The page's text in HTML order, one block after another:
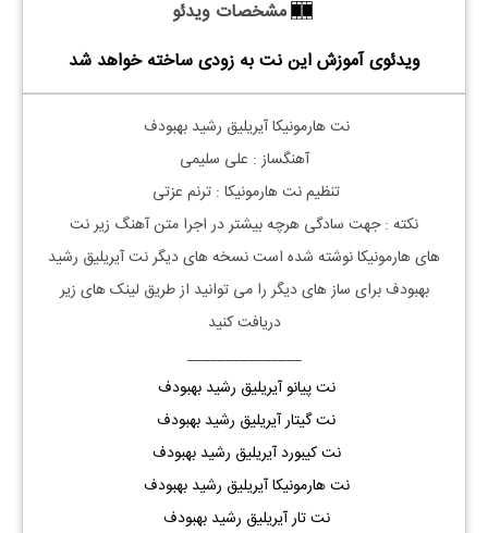
مشخصات ویدئو
ویدئوی آموزش این نت به زودی ساخته خواهد شد
نتهارمونیکاآیریلیق رشید بهبودف
آهنگساز : علی سلیمی
تنظیم نتهارمونیکا : ترنم عزتی
نکته : جهت سادگی هرچه بیشتر در اجرا متن آهنگ زیر نت
هایهارمونیکانوشته شده است نسخه های دیگر نتآیریلیق رشید
بهبودفبرای ساز های دیگر را می توانید از طریق لینک های زیر
دریافت کنید
_______________
نت پیانو آیریلیق رشید بهبودف
نت گیتار آیریلیق رشید بهبودف
نت کیبورد آیریلیق رشید بهبودف
نت هارمونیکا آیریلیق رشید بهبودف
نت تار آیریلیق رشید بهبودف